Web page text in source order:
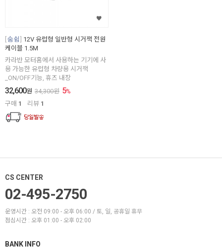
숨쉼
12V 유럽형 일반형 시거잭 전원
케이블 1.5M
카라반 모터홈에서 사용하는 기기에 사
용 가능한 유럽형 차량용 시거잭
_ON/OFF기능, 휴즈 내장
32,600원 34,300원 5%
구매 1 리뷰 1
CS CENTER
02-495-2750
운영시간 : 오전 09:00 - 오후 06:00 / 토, 일, 공휴일 휴무
점심시간 : 오후 01:00 - 오후 02:00
BANK INFO